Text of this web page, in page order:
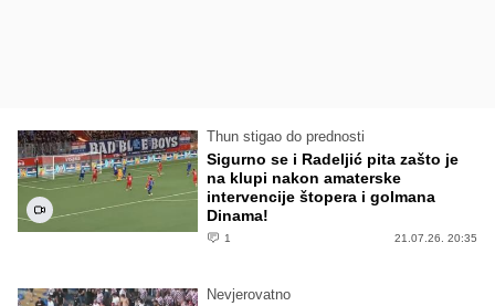
Thun stigao do prednosti
Sigurno se i Radeljić pita zašto je
na klupi nakon amaterske
intervencije štopera i golmana
Dinama!
1 21.07.26. 20:35
Nevjerovatno